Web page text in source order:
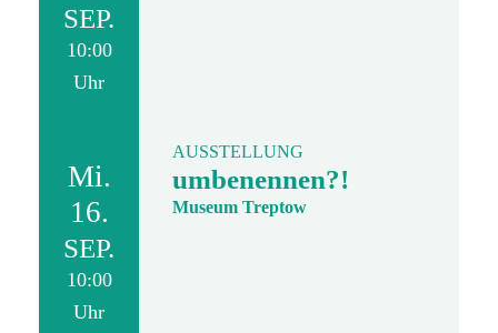
SEP.
10:00
Uhr
Mi.
16.
SEP.
10:00
Uhr
AUSSTELLUNG
umbenennen?!
Museum Treptow